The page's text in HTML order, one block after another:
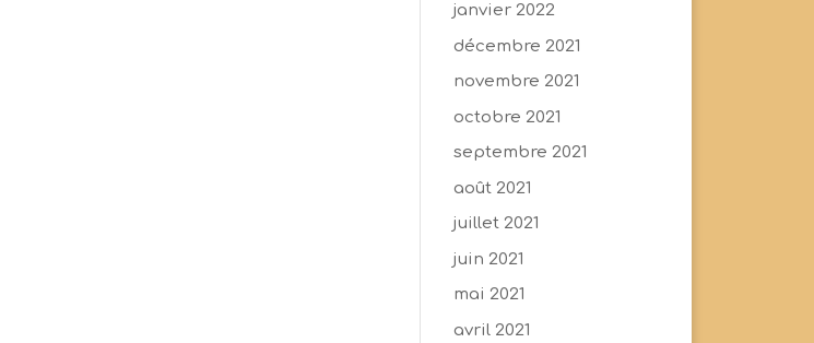
janvier 2022
décembre 2021
novembre 2021
octobre 2021
septembre 2021
août 2021
juillet 2021
juin 2021
mai 2021
avril 2021